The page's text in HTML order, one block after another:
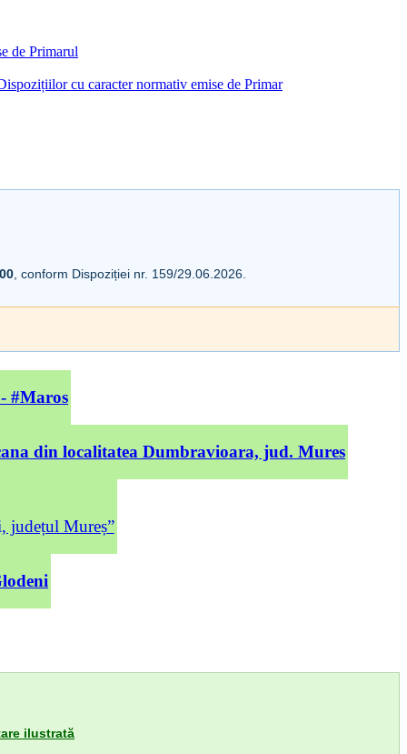
de Primarul
cu caracter normativ emise de Primar
, conform Dispoziției nr. 159/29.06.2026.
#Maros
din localitatea Dumbravioara, jud. Mures
județul Mureș”
ilustrată